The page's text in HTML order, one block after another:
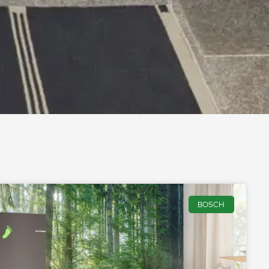
BOSCH